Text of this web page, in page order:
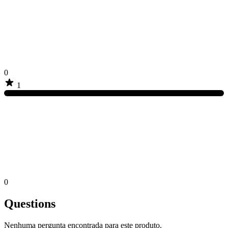
0
1
0
Questions
Nenhuma pergunta encontrada para este produto.